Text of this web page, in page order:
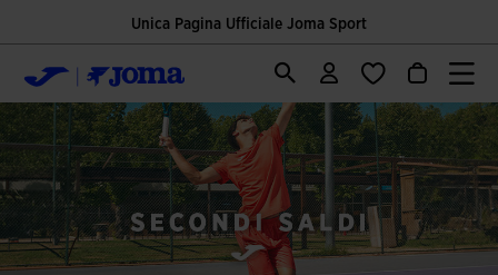
Unica Pagina Ufficiale Joma Sport